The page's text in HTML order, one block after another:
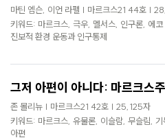
마틴 엠슨, 이언 라펠 | 마르크스21 44호 |
키워드: 마르크스, 극우, 멜서스, 인구론, 에
진보적 환경 운동과 인구통제
그저 아편이 아니다: 마르크스
존 몰리뉴 | 마르크스21 42호 | 25,125자
키워드: 마르크스, 유물론, 이슬람, 무슬림,
아편